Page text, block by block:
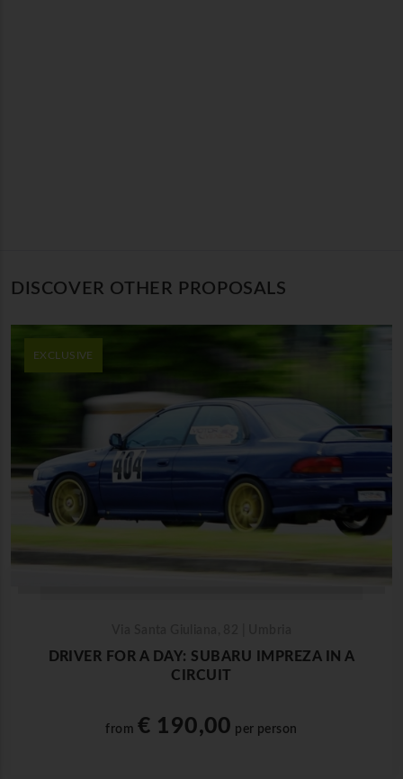
DISCOVER OTHER PROPOSALS
EXCLUSIVE
DRIVER FOR A DAY: SUBARU IMPREZA IN A
CIRCUIT
from € 190,00 per person